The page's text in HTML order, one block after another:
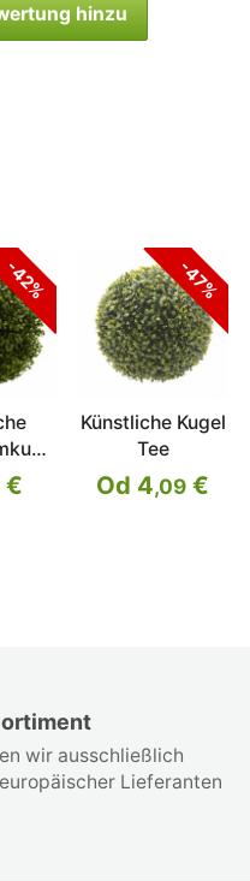
wir ausschließlich
Lieferanten
hinzu
-42%
€
-47%
Künstliche Kugel
Tee
Od 4,09 €